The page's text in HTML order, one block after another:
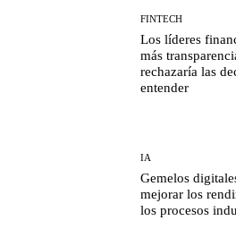
FINTECH
Los líderes
más
rechazaría las
entender
IA
Gemelos
mejorar los
los procesos